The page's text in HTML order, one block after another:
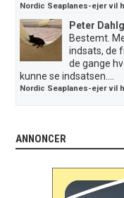
Nordic Seaplanes-ejer vil
Peter
Bestemt.
indsats, de
de gange
kunne se indsatsen....
Nordic Seaplanes-ejer vil
ANNONCER